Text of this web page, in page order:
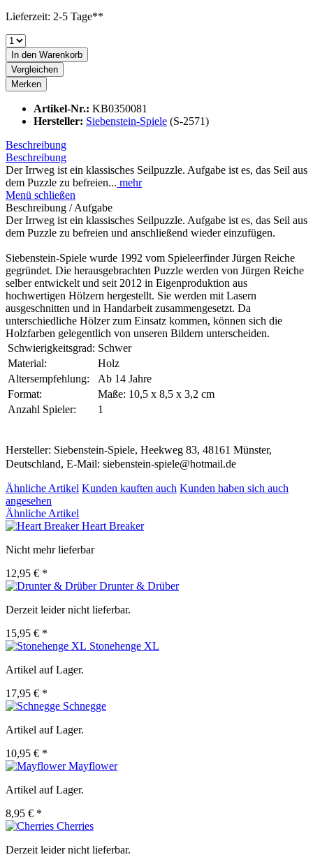
Lieferzeit: 2-5 Tage**
In den Warenkorb
Vergleichen
Merken
Artikel-Nr.: KB0350081
Hersteller: Siebenstein-Spiele (S-2571)
Beschreibung
Beschreibung
Der Irrweg ist ein klassisches Seilpuzzle. Aufgabe ist es, das Seil aus
dem Puzzle zu befreien... mehr
Menü schließen
Beschreibung / Aufgabe
Der Irrweg ist ein klassisches Seilpuzzle. Aufgabe ist es, das Seil aus
dem Puzzle zu befreien und anschließend wieder einzufügen.
Siebenstein-Spiele wurde 1992 vom Spieleerfinder Jürgen Reiche
gegründet. Die herausgebrachten Puzzle werden von Jürgen Reiche
selber entwickelt und seit 2012 in Eigenproduktion aus
hochwertigen Hölzern hergestellt. Sie werden mit Lasern
ausgeschnitten und in Handarbeit zusammengesetzt. Da
unterschiedliche Hölzer zum Einsatz kommen, können sich die
Holzfarben gelegentlich von unseren Bildern unterscheiden.
Schwierigkeitsgrad: Schwer
Material:
Holz
Altersempfehlung:
Ab 14 Jahre
Format:
Maße: 10,5 x 8,5 x 3,2 cm
Anzahl Spieler:
1
Hersteller: Siebenstein-Spiele, Heekweg 83, 48161 Münster,
Deutschland, E-Mail: siebenstein-spiele@hotmail.de
Ähnliche Artikel Kunden kauften auch Kunden haben sich auch
angesehen
Ähnliche Artikel
Heart Breaker
Nicht mehr lieferbar
12,95 € *
Drunter & Drüber
Derzeit leider nicht lieferbar.
15,95 € *
Stonehenge XL
Artikel auf Lager.
17,95 € *
Schnegge
Artikel auf Lager.
10,95 € *
Mayflower
Artikel auf Lager.
8,95 € *
Cherries
Derzeit leider nicht lieferbar.